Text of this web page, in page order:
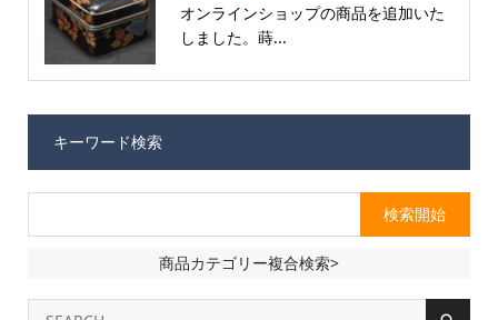
オンラインショップの商品を追加いた
しました。蒔...
キーワード検索
商品カテゴリー複合検索>